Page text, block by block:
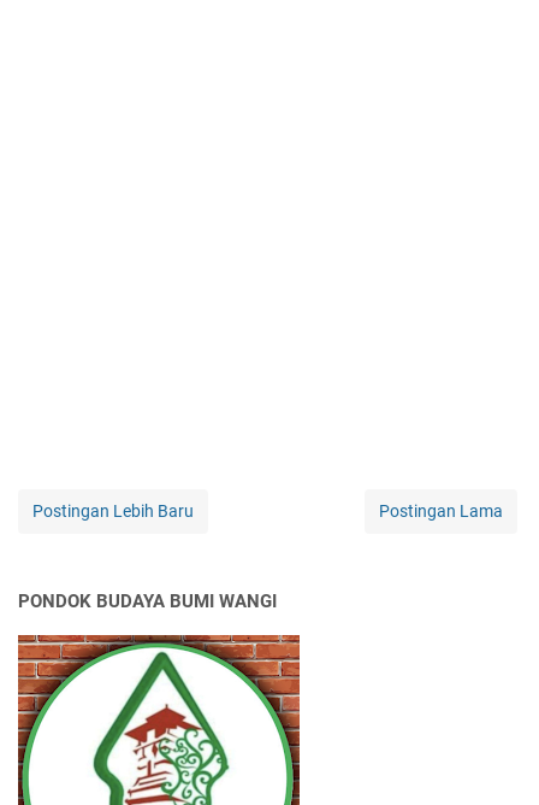
Postingan Lebih Baru Postingan Lama
PONDOK BUDAYA BUMI WANGI